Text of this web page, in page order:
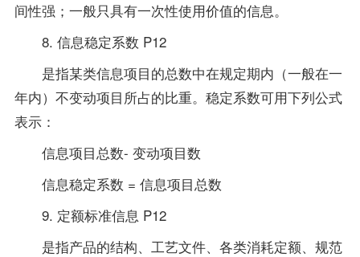
间性强；一般只具有一次性使用价值的信息。
8. 信息稳定系数 P12
是指某类信息项目的总数中在规定期内（一般在一
年内）不变动项目所占的比重。稳定系数可用下列公式
表示：
信息项目总数- 变动项目数
信息稳定系数 = 信息项目总数
9. 定额标准信息 P12
是指产品的结构、工艺文件、各类消耗定额、规范